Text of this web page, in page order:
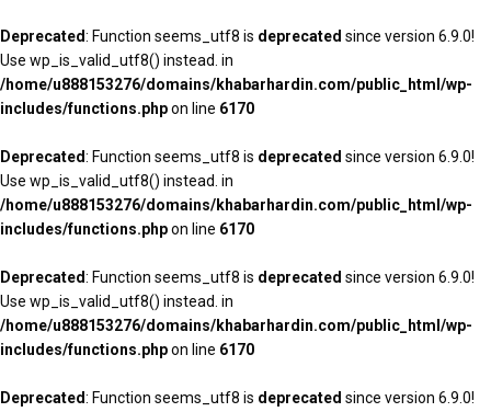
Deprecated: Function seems_utf8 is deprecated since version 6.9.0!
Use wp_is_valid_utf8() instead. in
/home/u888153276/domains/khabarhardin.com/public_html/wp-
includes/functions.phpon line 6170
Deprecated: Function seems_utf8 is deprecated since version 6.9.0!
Use wp_is_valid_utf8() instead. in
/home/u888153276/domains/khabarhardin.com/public_html/wp-
includes/functions.phpon line 6170
Deprecated: Function seems_utf8 is deprecated since version 6.9.0!
Use wp_is_valid_utf8() instead. in
/home/u888153276/domains/khabarhardin.com/public_html/wp-
includes/functions.phpon line 6170
Deprecated: Function seems_utf8 is deprecated since version 6.9.0!